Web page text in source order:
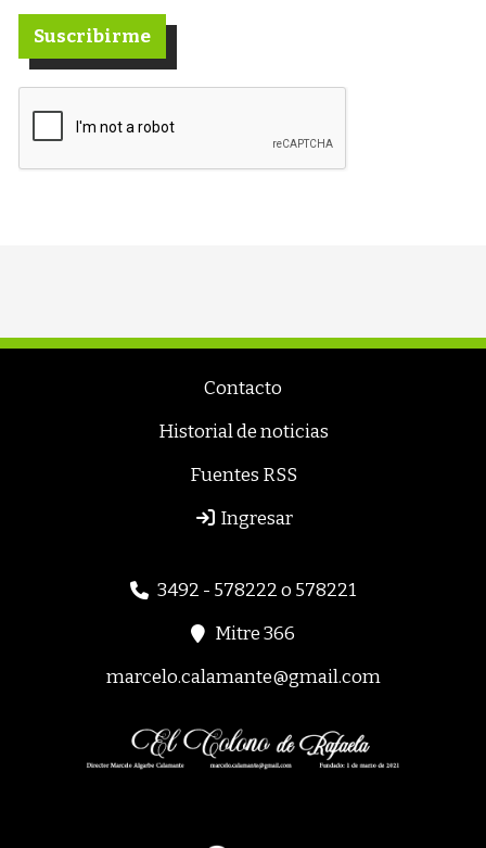
Suscribirme
Contacto
Historial de noticias
Fuentes RSS
Ingresar
3492 - 578222 o 578221
Mitre 366
marcelo.calamante@gmail.com